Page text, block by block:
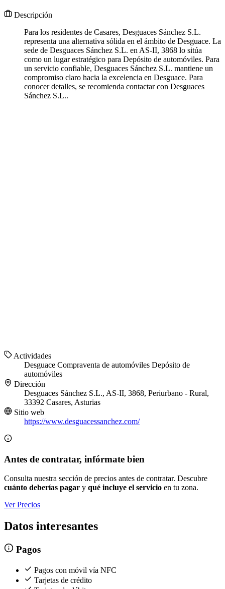
Descripción
Para los residentes de Casares, Desguaces Sánchez S.L.
representa una alternativa sólida en el ámbito de Desguace. La
sede de Desguaces Sánchez S.L. en AS-II, 3868 lo sitúa
como un lugar estratégico para Depósito de automóviles. Para
un servicio confiable, Desguaces Sánchez S.L. mantiene un
compromiso claro hacia la excelencia en Desguace. Para
conocer detalles, se recomienda contactar con Desguaces
Sánchez S.L..
Actividades
Desguace Compraventa de automóviles Depósito de
automóviles
Dirección
Desguaces Sánchez S.L., AS-II, 3868, Periurbano - Rural,
33392 Casares, Asturias
Sitio web
https://www.desguacessanchez.com/
Antes de contratar, infórmate bien
Consulta nuestra sección de precios antes de contratar. Descubre
cuánto deberías pagar y qué incluye el servicio en tu zona.
Ver Precios
Datos interesantes
Pagos
Pagos con móvil vía NFC
Tarjetas de crédito